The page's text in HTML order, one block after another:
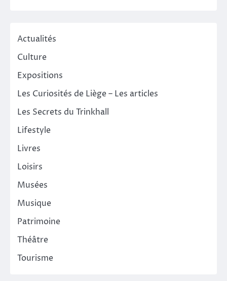
Actualités
Culture
Expositions
Les Curiosités de Liège – Les articles
Les Secrets du Trinkhall
Lifestyle
Livres
Loisirs
Musées
Musique
Patrimoine
Théâtre
Tourisme